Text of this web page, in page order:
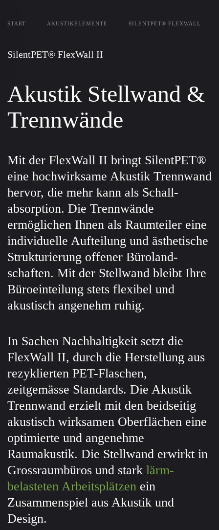
Zum Hauptinhalt springen
START AKUSTIKELEMENTE SILENTPET® FLEXWALL
SilentPET® FlexWall II
Akustik Stellwand &
Trennwände
Mit der FlexWall II bringt SilentPET®
eine hoch­wirksame Akustik Trennwand
hervor, die mehr kann als Schall­
absorption. Die Trenn­wände
ermöglichen Ihnen als Raumteiler eine
indivi­duelle Aufteilung und ästhetische
Struktu­rierung offener Büro­land­
schaften. Mit der Stellwand bleibt Ihre
Büro­einteilung stets flexibel und
akustisch angenehm ruhig.
In Sachen Nach­haltig­keit setzt die
FlexWall II, durch die Her­stellung aus
rezyklierten PET-Flaschen,
zeitgemässe Standards. Die Akustik
Trennwand erzielt mit den beidseitig
akustisch wirksamen Ober­flächen eine
optimierte und angenehme
Raumakustik. Die Stellwand erwirkt in
Gross­raumbüros und stark lärm­
belasteten Arbeits­plätzen ein
Zusammen­spiel aus Akustik und
Design.